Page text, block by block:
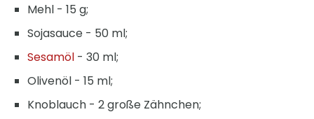
Mehl - 15 g;
Sojasauce - 50 ml;
Sesamöl - 30 ml;
Olivenöl - 15 ml;
Knoblauch - 2 große Zähnchen;